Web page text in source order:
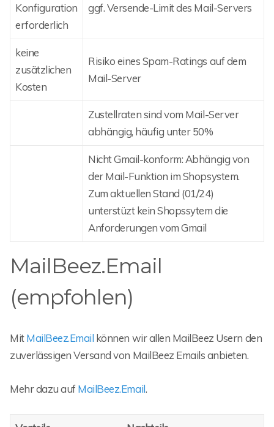
Konfiguration
erforderlich
ggf. Versende-Limit des Mail-Servers
keine
zusätzlichen
Kosten
Risiko eines Spam-Ratings auf dem
Mail-Server
Zustellraten sind vom Mail-Server
abhängig, häufig unter 50%
Nicht Gmail-konform: Abhängig von
der Mail-Funktion im Shopsystem.
Zum aktuellen Stand (01/24)
unterstüzt kein Shopssytem die
Anforderungen vom Gmail
MailBeez.Email
(empfohlen)
MitMailBeez.Email können wir allen MailBeez Usern den
zuverlässigen Versand von MailBeez Emails anbieten.
Mehr dazu aufMailBeez.Email.